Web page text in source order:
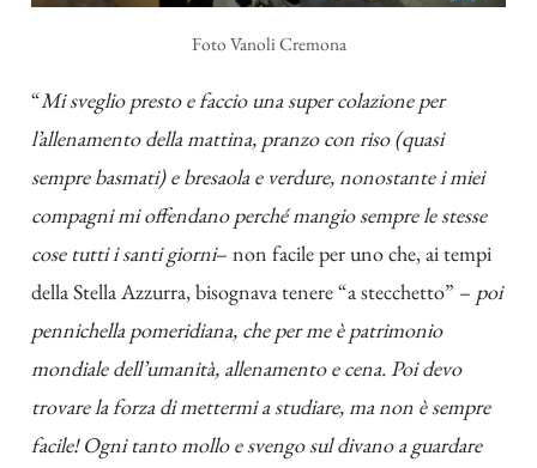
Foto Vanoli Cremona
“Mi sveglio presto e faccio una super colazione per
l’allenamento della mattina, pranzo con riso (quasi
sempre basmati) e bresaola e verdure, nonostante i miei
compagni mi offendano perché mangio sempre le stesse
cose tutti i santi giorni– non facile per uno che, ai tempi
della Stella Azzurra, bisognava tenere “a stecchetto” – poi
pennichella pomeridiana, che per me è patrimonio
mondiale dell’umanità, allenamento e cena. Poi devo
trovare la forza di mettermi a studiare, ma non è sempre
facile! Ogni tanto mollo e svengo sul divano a guardare